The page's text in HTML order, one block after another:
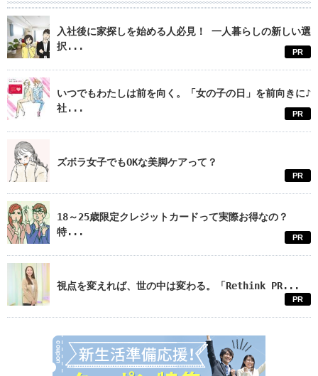
入社後に家探しを始める人必見！ 一人暮らしの新しい選
択...
PR
いつでもわたしは前を向く。「女の子の日」を前向きに♪
社...
PR
ズボラ女子でもOKな美脚ケアって？
PR
18～25歳限定クレジットカードって実際お得なの？
特...
PR
視点を変えれば、世の中は変わる。「Rethink PR...
PR